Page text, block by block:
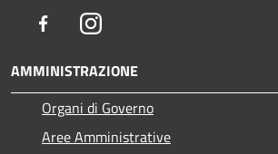
FacebookInstagram
AMMINISTRAZIONE
Organi di Governo
Aree Amministrative